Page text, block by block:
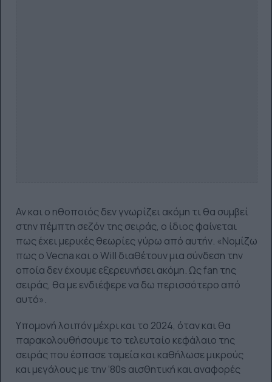
Αν και ο ηθοποιός δεν γνωρίζει ακόμη τι θα συμβεί
στην πέμπτη σεζόν της σειράς, ο ίδιος φαίνεται
πως έχει μερικές θεωρίες γύρω από αυτήν. «Νομίζω
πως ο Vecna και ο Will διαθέτουν μια σύνδεση την
οποία δεν έχουμε εξερευνήσει ακόμη. Ως fan της
σειράς, θα με ενδιέφερε να δω περισσότερο από
αυτό».
Υπομονή λοιπόν μέχρι και το 2024, όταν και θα
παρακολουθήσουμε το τελευταίο κεφάλαιο της
σειράς που έσπασε ταμεία και καθήλωσε μικρούς
και μεγάλους με την ‘80s αισθητική και αναφορές